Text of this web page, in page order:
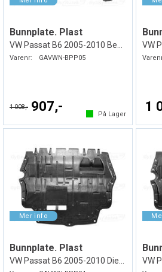
Bunnplate. Plast
Varenr: GAVWN-BPP05
1 008,- 907,-
På Lager
1
Bunnplate. Plast